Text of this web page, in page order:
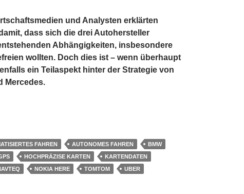
und Analysten erklärten
dass sich die drei Autohersteller
Abhängigkeiten, insbesondere
wollten. Doch dies ist – wenn überhaupt
ein Teilaspekt hinter der Strategie von
Mercedes.
von Nokia HERE wirklich geht
FAHREN AUTONOMES FAHREN
BMW
HOCHPRÄZISE KARTEN
KARTENDATEN
NOKIA HERE TOMTOM UBER